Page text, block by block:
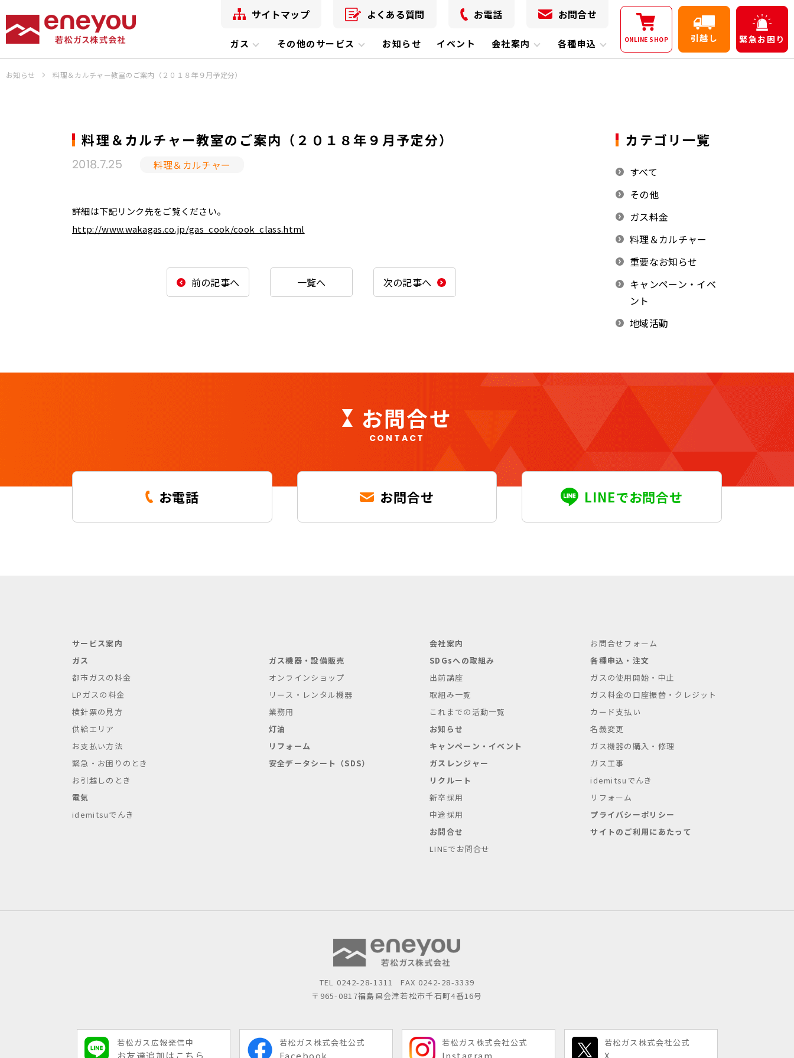
ガス その他のサービス お知らせ イベント 会社案内 各種申込
サイトマップ よくある質問 お電話 お問合せ
ONLINE SHOP 引越し 緊急お困り
お知らせ 料理＆カルチャー教室のご案内（２０１８年９月予定分）
2018.7.25 料理＆カルチャー
料理＆カルチャー教室のご案内（２０１８年９月予定分）
詳細は下記リンク先をご覧ください。
http://www.wakagas.co.jp/gas_cook/cook_class.html
前の記事へ 一覧へ 次の記事へ
カテゴリ一覧
すべて
その他
ガス料金
料理＆カルチャー
重要なお知らせ
キャンペーン・イベ
ント
地域活動
お問合せ
CONTACT
お電話 お問合せ LINEでお問合せ
サービス案内
ガス
都市ガスの料金
LPガスの料金
検針票の見方
供給エリア
お支払い方法
緊急・お困りのとき
お引越しのとき
電気
idemitsuでんき
ガス機器・設備販売
オンラインショップ
リース・レンタル機器
業務用
灯油
リフォーム
安全データシート（SDS）
会社案内
SDGsへの取組み
出前講座
取組み一覧
これまでの活動一覧
お知らせ
キャンペーン・イベント
ガスレンジャー
リクルート
新卒採用
中途採用
お問合せ
LINEでお問合せ
お問合せフォーム
各種申込・注文
ガスの使用開始・中止
ガス料金の口座振替・クレジット
カード支払い
名義変更
ガス機器の購入・修理
ガス工事
idemitsuでんき
リフォーム
プライバシーポリシー
サイトのご利用にあたって
TEL 0242-28-1311
FAX 0242-28-3339
〒965-0817福島県会津若松市千石町4番16号
若松ガス広報発信中
お友達追加はこちら
若松ガス株式会社公式
Facebook
若松ガス株式会社公式
Instagram
若松ガス株式会社公式
X